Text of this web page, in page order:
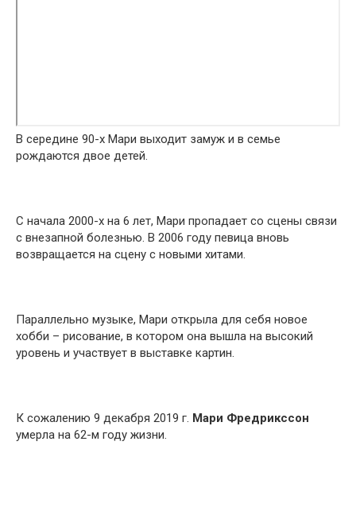
В середине 90-х Мари выходит замуж и в семье
рождаются двое детей.
С начала 2000-х на 6 лет, Мари пропадает со сцены связи
с внезапной болезнью. В 2006 году певица вновь
возвращается на сцену с новыми хитами.
Параллельно музыке, Мари открыла для себя новое
хобби – рисование, в котором она вышла на высокий
уровень и участвует в выставке картин.
К сожалению 9 декабря 2019 г. Мари Фредрикссон
умерла на 62-м году жизни.